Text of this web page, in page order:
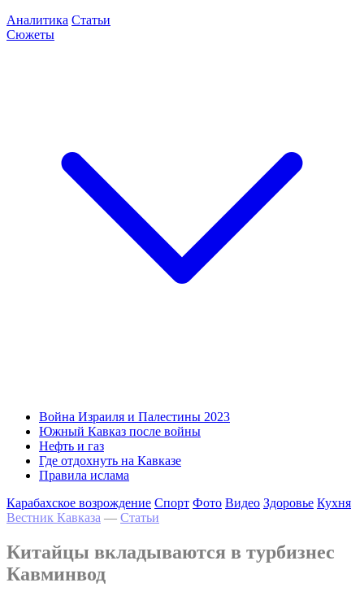
Аналитика Статьи
Сюжеты
Война Израиля и Палестины 2023
Южный Кавказ после войны
Нефть и газ
Где отдохнуть на Кавказе
Правила ислама
Карабахское возрождение Спорт Фото Видео Здоровье Кухня
Вестник Кавказа — Статьи
Китайцы вкладываются в турбизнес
Кавминвод